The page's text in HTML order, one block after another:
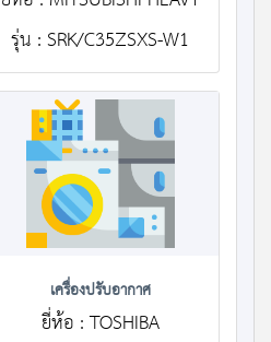
รุ่น : SRK/C35ZSXS-W1
เครื่องปรับอากาศ
ยี่ห้อ : TOSHIBA